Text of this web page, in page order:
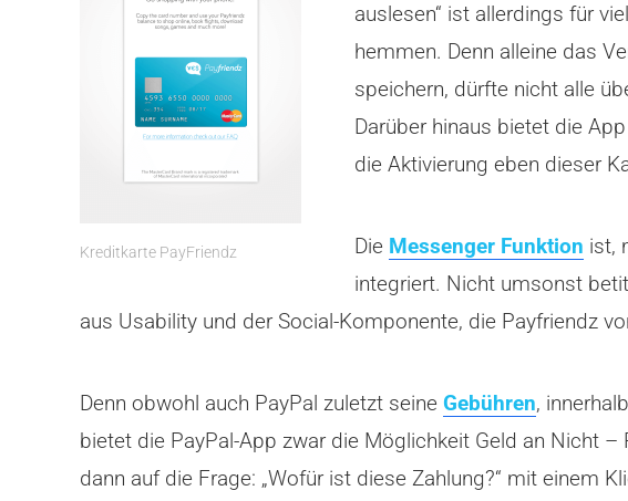
Kreditkarte PayFriendz
auslesen“ ist allerdings für
hemmen. Denn alleine das
speichern, dürfte nicht alle
Darüber hinaus bietet die
die Aktivierung eben dieser
Die Messenger Funktion ist,
integriert. Nicht umsonst
aus Usability und der Social-Komponente, die Payfriendz
Denn obwohl auch PayPal zuletzt seine Gebühren,
bietet die PayPal-App zwar die Möglichkeit Geld an Nicht
dann auf die Frage: „Wofür ist diese Zahlung?“ mit einem